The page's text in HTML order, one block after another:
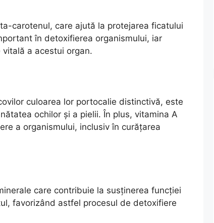
carotenul, care ajută la protejarea ficatului
în detoxifierea organismului, iar
a acestui organ.
culoarea lor portocalie distinctivă, este
ochilor și a pielii. În plus, vitamina A
a organismului, inclusiv în curățarea
care contribuie la susținerea funcției
favorizând astfel procesul de detoxifiere